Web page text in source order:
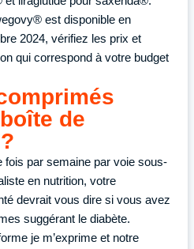
est disponible en
2024, vérifiez les prix et
qui correspond à votre budget
de
fois par semaine par voie sous-
en nutrition, votre
devrait vous dire si vous avez
suggérant le diabète.
je m’exprime et notre